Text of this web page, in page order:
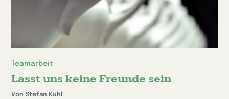
Teamarbeit
Lasst uns keine Freunde sein
Von Stefan Kühl